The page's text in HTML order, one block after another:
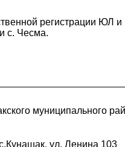
регистрации ЮЛ
с. Чесма.
муниципального
ул. Ленина 103